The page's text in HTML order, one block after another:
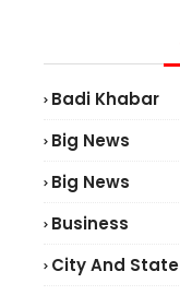
Badi Khabar
Big News
Big News
Business
City And State